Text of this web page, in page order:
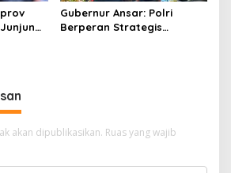
Gubernur Ansar: Polri
Berperan Strategis
akan dipublikasikan. Ruas yang wajib